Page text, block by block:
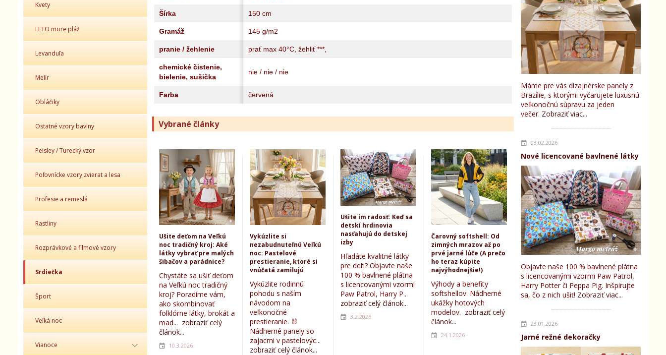
Kvety
LETO more pláž
Levanduľa
Melír
Obláčiky
Ostatné vzory bavlny
Peisley / Turecký vzor
Poľovnícke vzory zvierat a lesa
Profesie a remeslá
Rastliny
Rozprávkové a filmové vzory
Srdiečka
Šport
Veľká noc
Vianoce
Máme pre vás dizajnérske panely z
Brazílie, s ktorými vyčarujete luxusnú
veľkonočnú súpravu za jeden
večer. Zobraziť viac...
03.02.2026
Nové licencované bavlnené látky
Objavte naše 100 % bavlnené plátna
s licencovanými vzormi Paw Patrol,
Harry Potter či Peppa Pig. Inšpirujte
sa, čo z nich ušiť! Zobraziť viac...
23.01.2026
Jarné režné dekoračky
Šírka 150 cm
Gramáž 145 g/m2
pranie / žehlenie prať max 40°C, žehliť ***,
chemické čistenie,
bielenie, sušička
nie / nie / nie
Farba červená
Vybrané články
Ušite deťom na Veľkú
noc tradičný kroj: Aké
látky vybrať pre malých
šibačov a parádnice?
Chystáte sa ušiť deťom
na Veľkú noc tradičný
kroj? Poradíme vám,
ako skombinovať
folklórne látky, brokát a
mad... zobraziť celý
článok...
10.3.2026
Vykúzlite si
nezabudnuteľnú Veľkú
noc: Pastelové
prestieranie, ktoré si
vnúčatá zamilujú
Vykúzlite rodinnú
pohodu s naším
návodom na
veľkonočné
prestieranie. 🐰
Nádherné panely so
zajacmi v pastelovýc...
zobraziť celý článok...
Ušite im radosť: Keď sa
detskí hrdinovia
nasťahujú do detskej
izby
Hľadáte kvalitné látky
pre deti? Objavte naše
100 % bavlnené plátna
s licencovanými vzormi
Paw Patrol, Harry P...
zobraziť celý článok...
3.2.2026
Čarovný softshell: Od
zimných mrazov až po
prvé jarné lúče (A prečo
ho teraz kúpite
najvýhodnejšie!)
Výhody a benefity
softshellov. Nádherné
ukážky hotových
modelov. zobraziť celý
článok...
24.1.2026